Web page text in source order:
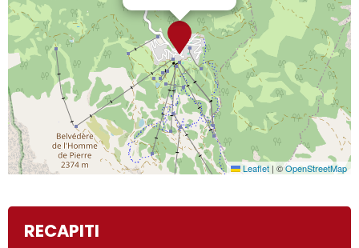
Leaflet | ©OpenStreetMap
RECAPITI